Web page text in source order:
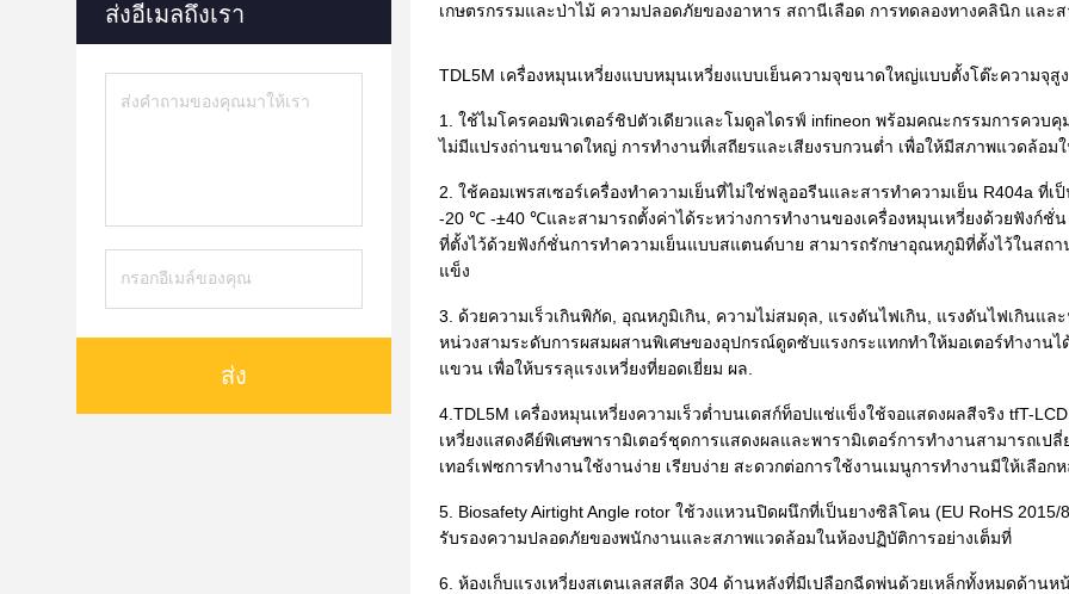
ส่งอีเมลถึงเรา
ส่ง
เกษตรกรรมและป่าไม้ ความปลอดภัยของอาหาร สถานีเลือด การทดลองทางคลินิก แล
TDL5M เครื่องหมุนเหวี่ยงแบบหมุนเหวี่ยงแบบเย็นความจุขนาดใหญ่แบบตั้งโต๊ะความจุสู
1. ใช้ไมโครคอมพิวเตอร์ชิปตัวเดียวและโมดูลไดรฟ์ infineon พร้อมคณะกรรมการคว
ไม่มีแปรงถ่านขนาดใหญ่ การทำงานที่เสถียรและเสียงรบกวนต่ำ เพื่อให้มีสภาพแวดล้อม
2. ใช้คอมเพรสเซอร์เครื่องทำความเย็นที่ไม่ใช่ฟลูออรีนและสารทำความเย็น R404a
-20 ℃ -±40 ℃และสามารถตั้งค่าได้ระหว่างการทำงานของเครื่องหมุนเหวี่ยงด้วยฟังก์ชั่
ที่ตั้งไว้ด้วยฟังก์ชั่นการทำความเย็นแบบสแตนด์บาย สามารถรักษาอุณหภูมิที่ตั้งไว้ในส
แข็ง
3. ด้วยความเร็วเกินพิกัด, อุณหภูมิเกิน, ความไม่สมดุล, แรงดันไฟเกิน, แรงดันไฟเกินแ
หน่วงสามระดับการผสมผสานพิเศษของอุปกรณ์ดูดซับแรงกระแทกทำให้มอเตอร์ทำงานไ
แขวน เพื่อให้บรรลุแรงเหวี่ยงที่ยอดเยี่ยม ผล.
4.TDL5M เครื่องหมุนเหวี่ยงความเร็วต่ำบนเดสก์ท็อปแช่แข็งใช้จอแสดงผลสีจริง tfT-
เหวี่ยงแสดงคีย์พิเศษพารามิเตอร์ชุดการแสดงผลและพารามิเตอร์การทำงานสามารถเ
เทอร์เฟซการทำงานใช้งานง่าย เรียบง่าย สะดวกต่อการใช้งานเมนูการทำงานมีให้เลือก
5. Biosafety Airtight Angle rotor ใช้วงแหวนปิดผนึกที่เป็นยางซิลิโคน (EU RoHS
รับรองความปลอดภัยของพนักงานและสภาพแวดล้อมในห้องปฏิบัติการอย่างเต็มที่
6. ห้องเก็บแรงเหวี่ยงสเตนเลสสตีล 304 ด้านหลังที่มีเปลือกฉีดพ่นด้วยเหล็กทั้งหมดด้าน